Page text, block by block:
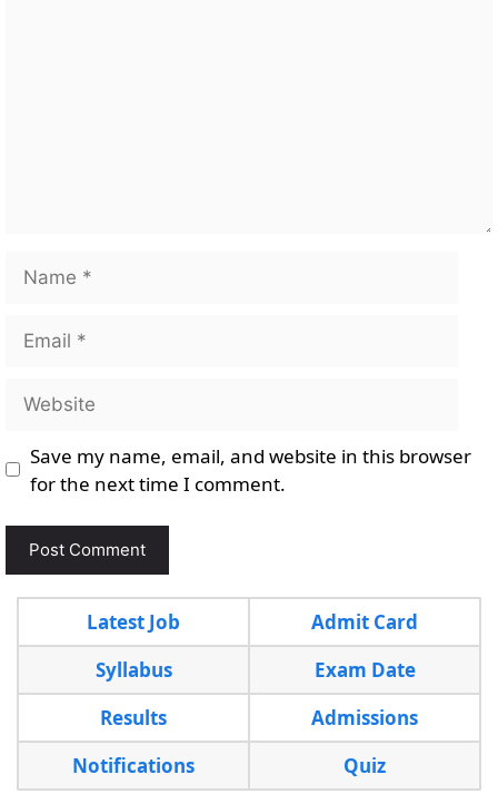
Name
Email
Website
Save my name, email, and website in this browser
for the next time I comment.
Latest Job
Admit Card
Syllabus
Exam Date
Results
Admissions
Notifications
Quiz